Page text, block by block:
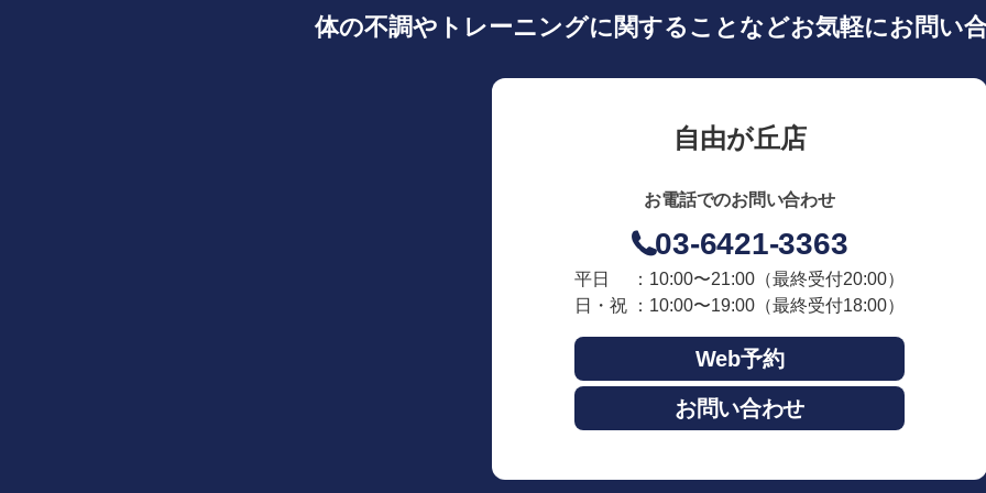
体の不調やトレーニングに関することなどお気軽にお問い
自由が丘店
お電話でのお問い合わせ
03-6421-3363
平日 ：10:00〜21:00 （最終受付20:00）
日・祝 ：10:00〜19:00 （最終受付18:00）
Web予約
お問い合わせ